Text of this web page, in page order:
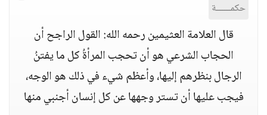
حكمــــــة
قال العلامة العثيمين رحمه الله: القول الراجح أن
الحجاب الشرعي هو أن تحجب المرأةُ كل ما يفتنُ
الرجال بنظرهم إليها، وأعظم شيء في ذلك هو الوجه،
فيجب عليها أن تستر وجهها عن كل إنسان أجنبي منها